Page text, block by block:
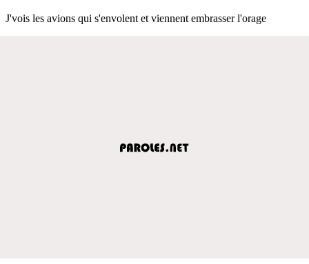
J'vois les avions qui s'envolent et viennent embrasser l'orage